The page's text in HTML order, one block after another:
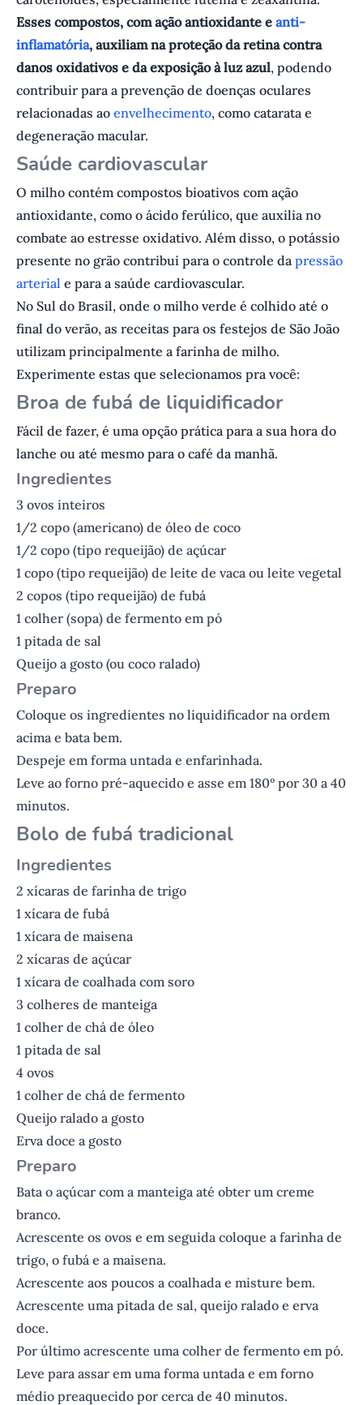
Esses compostos, com ação antioxidante e anti-
inflamatória, auxiliam na proteção da retina contra
danos oxidativos e da exposição à luz azul, podendo
contribuir para a prevenção de doenças oculares
relacionadas ao envelhecimento, como catarata e
degeneração macular.
Saúde cardiovascular
O milho contém compostos bioativos com ação
antioxidante, como o ácido ferúlico, que auxilia no
combate ao estresse oxidativo. Além disso, o potássio
presente no grão contribui para o controle da pressão
arterial e para a saúde cardiovascular.
No Sul do Brasil, onde o milho verde é colhido até o
final do verão, as receitas para os festejos de São João
utilizam principalmente a farinha de milho.
Experimente estas que selecionamos pra você:
Broa de fubá de liquidificador
Fácil de fazer, é uma opção prática para a sua hora do
lanche ou até mesmo para o café da manhã.
Ingredientes
3 ovos inteiros
1/2 copo (americano) de óleo de coco
1/2 copo (tipo requeijão) de açúcar
1 copo (tipo requeijão) de leite de vaca ou leite vegetal
2 copos (tipo requeijão) de fubá
1 colher (sopa) de fermento em pó
1 pitada de sal
Queijo a gosto (ou coco ralado)
P reparo
Coloque os ingredientes no liquidificador na ordem
acima e bata bem.
Despeje em forma untada e enfarinhada.
Leve ao forno pré-aquecido e asse em 180º por 30 a 40
minutos.
Bolo de fubá tradicional
Ingredientes
2 xícaras de farinha de trigo
1 xícara de fubá
1 xícara de maisena
2 xícaras de açúcar
1 xícara de coalhada com soro
3 colheres de manteiga
1 colher de chá de óleo
1 pitada de sal
4 ovos
1 colher de chá de fermento
Queijo ralado a gosto
Erva doce a gosto
P reparo
Bata o açúcar com a manteiga até obter um creme
branco.
Acrescente os ovos e em seguida coloque a farinha de
trigo, o fubá e a maisena.
Acrescente aos poucos a coalhada e misture bem.
Acrescente uma pitada de sal, queijo ralado e erva
doce.
Por último acrescente uma colher de fermento em pó.
Leve para assar em uma forma untada e em forno
médio preaquecido por cerca de 40 minutos.